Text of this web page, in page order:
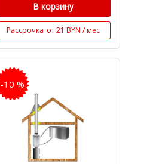
В корзину
Рассрочка от 21 BYN / мес
-10 %